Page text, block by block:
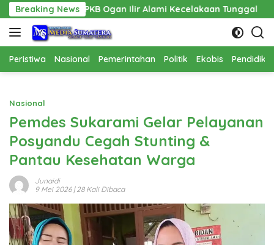
Langsung
ke
konten
Breaking News
Ogan Ilir Alami Kecelakaan Tunggal Pembangunan
Peristiwa Nasional Pemerintahan Politik Ekobis
Nasional
Pemdes Sukarami Gelar Pelayanan
Posyandu Cegah Stunting &
Pantau Kesehatan Warga
Junaidi
9 Mei 2026| 28 Kali Dibaca